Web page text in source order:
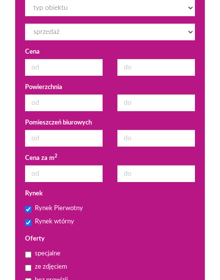
Cena
Powierzchnia
Pomieszczeń biurowych
Cena za m2
Rynek
Rynek Pierwotny
Rynek wtórny
Oferty
specjalne
ze zdjęciem